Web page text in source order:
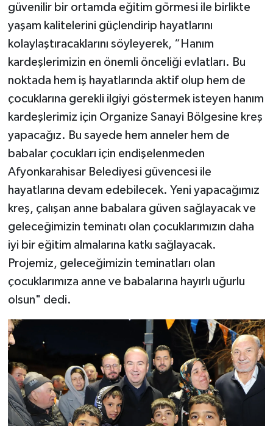
güvenilir bir ortamda eğitim görmesi ile birlikte
yaşam kalitelerini güçlendirip hayatlarını
kolaylaştıracaklarını söyleyerek, “Hanım
kardeşlerimizin en önemli önceliği evlatları. Bu
noktada hem iş hayatlarında aktif olup hem de
çocuklarına gerekli ilgiyi göstermek isteyen hanım
kardeşlerimiz için Organize Sanayi Bölgesine kreş
yapacağız. Bu sayede hem anneler hem de
babalar çocukları için endişelenmeden
Afyonkarahisar Belediyesi güvencesi ile
hayatlarına devam edebilecek. Yeni yapacağımız
kreş, çalışan anne babalara güven sağlayacak ve
geleceğimizin teminatı olan çocuklarımızın daha
iyi bir eğitim almalarına katkı sağlayacak.
Projemiz, geleceğimizin teminatları olan
çocuklarımıza anne ve babalarına hayırlı uğurlu
olsun" dedi.